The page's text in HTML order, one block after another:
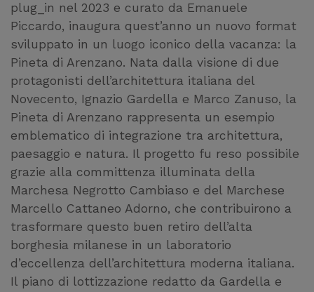
plug_in nel 2023 e curato da Emanuele
Piccardo, inaugura quest’anno un nuovo format
sviluppato in un luogo iconico della vacanza: la
Pineta di Arenzano. Nata dalla visione di due
protagonisti dell’architettura italiana del
Novecento, Ignazio Gardella e Marco Zanuso, la
Pineta di Arenzano rappresenta un esempio
emblematico di integrazione tra architettura,
paesaggio e natura. Il progetto fu reso possibile
grazie alla committenza illuminata della
Marchesa Negrotto Cambiaso e del Marchese
Marcello Cattaneo Adorno, che contribuirono a
trasformare questo buen retiro dell’alta
borghesia milanese in un laboratorio
d’eccellenza dell’architettura moderna italiana.
Il piano di lottizzazione redatto da Gardella e